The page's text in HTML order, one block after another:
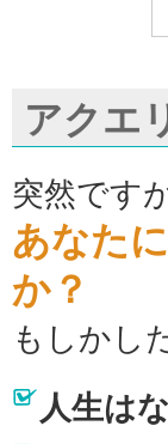
アクエ
突然ですが
あなた
か？
もしかし
人生は